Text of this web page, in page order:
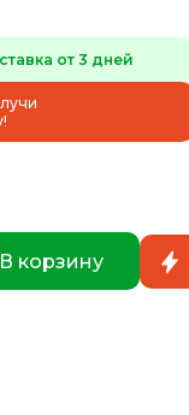
от 3 дней
В корзину